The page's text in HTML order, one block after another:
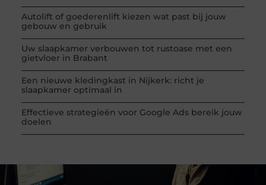
Autolift of goederenlift kiezen wat past bij jouw
gebouw en gebruik
Uw slaapkamer verbouwen tot rustoase met een
gietvloer in Brabant
Een nieuwe kledingkast in Nijkerk: richt je
slaapkamer optimaal in
Effectieve strategieën voor Google Ads bereik jouw
doelen